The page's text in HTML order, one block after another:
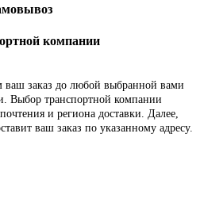
компании
ваш заказ до любой выбранной вами
Выбор транспортной компании
и региона доставки. Далее,
ваш заказ по указанному адресу.